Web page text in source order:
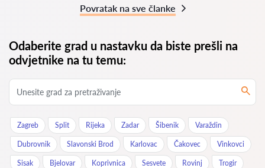
Povratak na sve članke
Odaberite grad u nastavku da biste prešli na
odvjetnike na tu temu:
Zagreb Split Rijeka Zadar Šibenik Varaždin
Dubrovnik Slavonski Brod Karlovac Čakovec Vinkovci
Sisak Bjelovar Koprivnica Sesvete Rovinj Trogir